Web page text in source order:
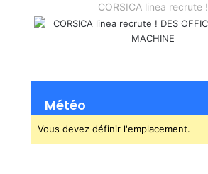
CORSICA linea recrute !
Météo
Vous devez définir l'emplacement.